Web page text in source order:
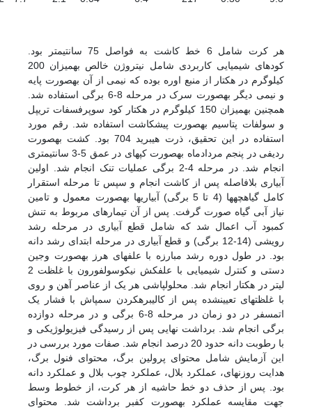
هر کرت شامل 6 خط کاشت به فواصل 75 سانتی­متر بود.
کودهای شیمیایی کاربردی شامل نیتروژن خالص به­میزان 200
کیلوگرم در هکتار از منبع اوره بوده که نیمی از آن به­صورت پایه
و نیمی دیگر به­صورت سرک در مرحله 8-6 برگی استفاده شد.
همچنین به­میزان 150 کیلوگرم در هکتار کود سوپرفسفات تریپل
و سولفات پتاسیم به­صورت پیش­کاشت استفاده شد. رقم مورد
استفاده در این تحقیق، ذرت هیبرید 704 بود. کشت به­صورت
ردیفی در پنجم مرداد­ماه به­صورت کپه­ای در عمق 5-3 سانتی­متری
انجام شد. در مرحله 4-2 برگی عملیات تنک انجام شد. اولین
آبیاری بلافاصله پس از کاشت انجام و سپس تا مرحله استقرار
کامل گیاهچه­ها (4 تا 5 برگی) آبیاری­ها به­صورت معمول و تامین
نیاز آبی گیاه صورت گرفت. پس از آن تیمارهای مربوط به تنش
کمبود آب اعمال شد که شامل قطع آبیاری در مرحله رشد
رویشی (14-12 برگی) و قطع آبیاری در مرحله ابتدای رشد دانه
بود. در طول دوره رشد مبارزه با علف­های هرز به­صورت وجین
دستی و کنترل شیمیایی با علفکش نیکوسولفورون با غلظت 2
لیتر در هکتار انجام شد. محلول­پاشی هر یک از عناصر آهن و روی
با غلظت­های تعیین­شده پس از کالیبره­کردن سمپاش با فشار یک
اتمسفر در دو زمان در مرحله 8-6 برگی و در مرحله دوازده
برگی انجام شد. برداشت نهایی پس از رسیدگی فیزیولوژیکی و
با رطوبت دانه حدود 20 درصد انجام شد. صفات مورد بررسی در
این آزمایش شامل محتوای پرولین برگ، محتوای فنول برگ،
هدایت روزنه­ای، عملکرد بلال، عملکرد چوب بلال و عملکرد دانه
بود. پس از حذف دو خط حاشیه از هر کرت، از خطوط وسط
جهت مقایسه عملکرد به­صورت کف­بر برداشت شد. محتوای